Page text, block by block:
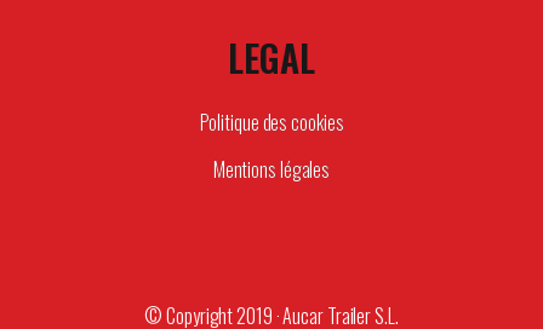
LEGAL
Politique des cookies
Mentions légales
© Copyright 2019 · Aucar Trailer S.L.